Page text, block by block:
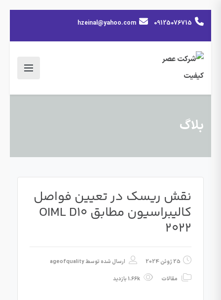
09125076715
hzeinal@yahoo.com
بلاگ
نقش ریسک در تعیین فواصل
کالیبراسیون مطابق OIML D10
2022
25 ژوئن 2024 ارسال شده توسطageofquality
مقالات